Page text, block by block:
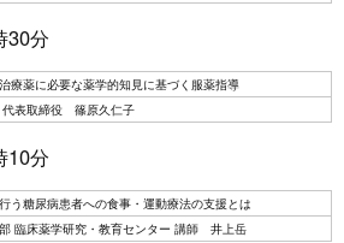
30分
療薬に必要な薬学的知見に基づく服薬指導
代表取締役 篠原久仁子
10分
う糖尿病患者への食事・運動療法の支援とは
臨床薬学研究・教育センター 講師 井上岳